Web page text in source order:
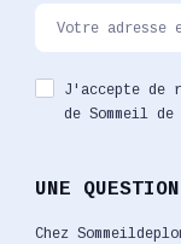
J'accepte de
de Sommeil
UNE QUESTION
Chez